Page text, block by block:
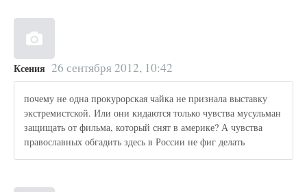
Ксения 26 сентября 2012, 10:42
почему не одна прокурорская чайка не признала выставку
экстремистской. Или они кидаются только чувства мусульман
защищать от фильма, который снят в америке? А чувства
православных обгадить здесь в России не фиг делать